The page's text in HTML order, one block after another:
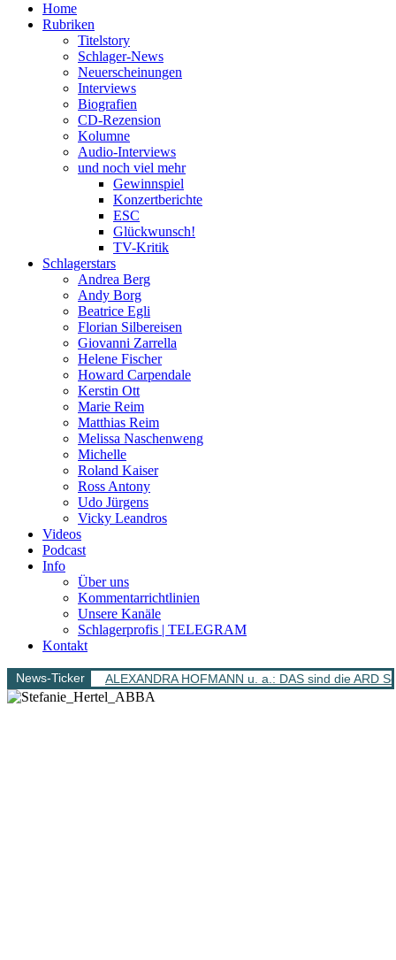
Home
Rubriken
Titelstory
Schlager-News
Neuerscheinungen
Interviews
Biografien
CD-Rezension
Kolumne
Audio-Interviews
und noch viel mehr
Gewinnspiel
Konzertberichte
ESC
Glückwunsch!
TV-Kritik
Schlagerstars
Andrea Berg
Andy Borg
Beatrice Egli
Florian Silbereisen
Giovanni Zarrella
Helene Fischer
Howard Carpendale
Kerstin Ott
Marie Reim
Matthias Reim
Melissa Naschenweng
Michelle
Roland Kaiser
Ross Antony
Udo Jürgens
Vicky Leandros
Videos
Podcast
Info
Über uns
Kommentarrichtlinien
Unsere Kanäle
Schlagerprofis | TELEGRAM
Kontakt
News-Ticker ALEXANDRA HOFMANN u. a.: DAS sind die ARD